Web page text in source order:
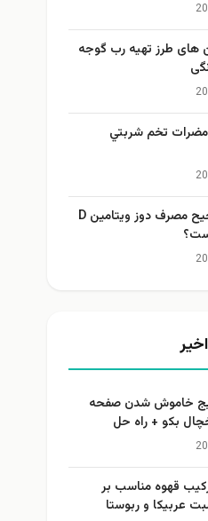
های طرز تهیه رب گوجه
تخم شربتي
میزان صحیح مصرف دوز ویتامین D
خاموش شدن صفحه
بکو + راه حل
قهوه مناسب بر
عربیکا و ربوستا